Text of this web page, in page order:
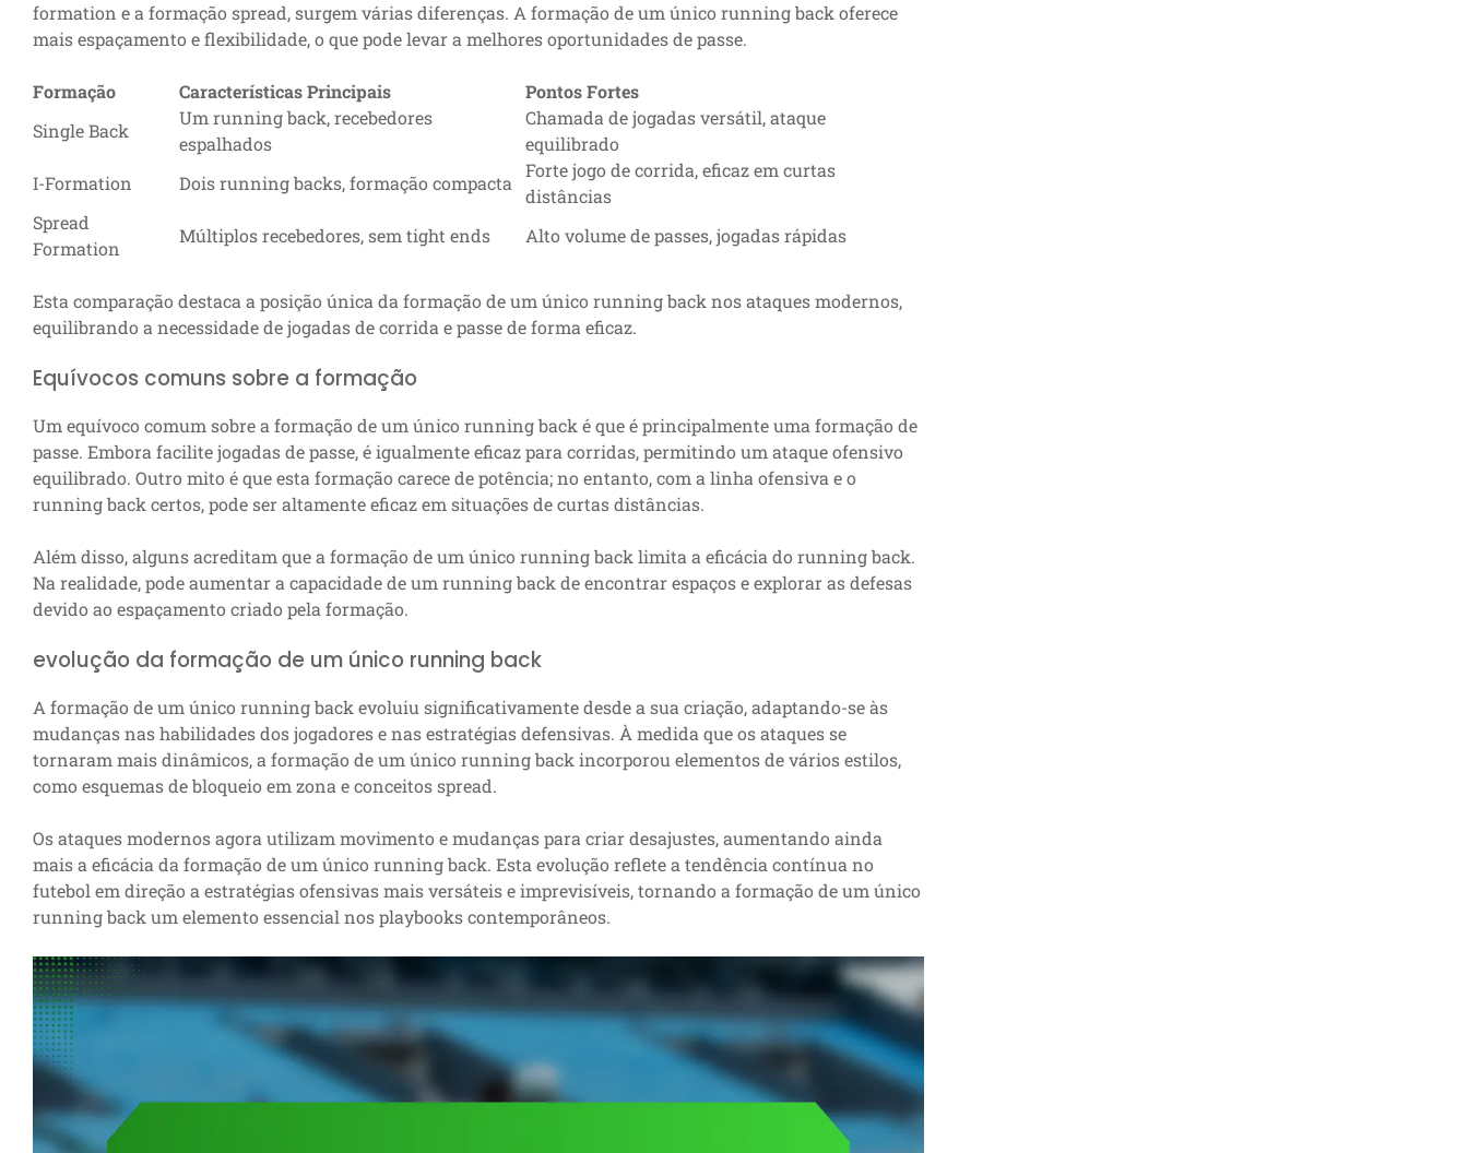
formation e a formação spread, surgem várias diferenças. A formação de um único running back oferece
mais espaçamento e flexibilidade, o que pode levar a melhores oportunidades de passe.
Formação Características Principais
Pontos Fortes
Single Back
Um running back, recebedores
espalhados
Chamada de jogadas versátil, ataque
equilibrado
I-Formation
Dois running backs, formação compacta
Forte jogo de corrida, eficaz em curtas
distâncias
Spread
Formation
Múltiplos recebedores, sem tight ends Alto volume de passes, jogadas rápidas
Esta comparação destaca a posição única da formação de um único running back nos ataques modernos,
equilibrando a necessidade de jogadas de corrida e passe de forma eficaz.
Equívocos comuns sobre a formação
Um equívoco comum sobre a formação de um único running back é que é principalmente uma formação de
passe. Embora facilite jogadas de passe, é igualmente eficaz para corridas, permitindo um ataque ofensivo
equilibrado. Outro mito é que esta formação carece de potência; no entanto, com a linha ofensiva e o
running back certos, pode ser altamente eficaz em situações de curtas distâncias.
Além disso, alguns acreditam que a formação de um único running back limita a eficácia do running back.
Na realidade, pode aumentar a capacidade de um running back de encontrar espaços e explorar as defesas
devido ao espaçamento criado pela formação.
evolução da formação de um único running back
A formação de um único running back evoluiu significativamente desde a sua criação, adaptando-se às
mudanças nas habilidades dos jogadores e nas estratégias defensivas. À medida que os ataques se
tornaram mais dinâmicos, a formação de um único running back incorporou elementos de vários estilos,
como esquemas de bloqueio em zona e conceitos spread.
Os ataques modernos agora utilizam movimento e mudanças para criar desajustes, aumentando ainda
mais a eficácia da formação de um único running back. Esta evolução reflete a tendência contínua no
futebol em direção a estratégias ofensivas mais versáteis e imprevisíveis, tornando a formação de um único
running back um elemento essencial nos playbooks contemporâneos.